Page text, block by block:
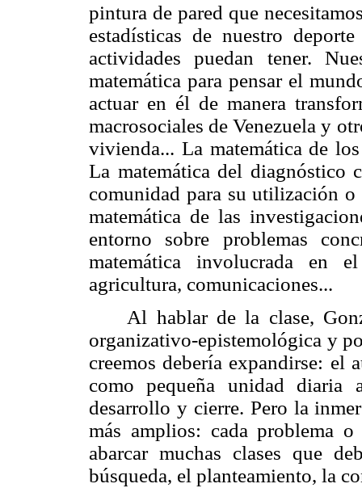
pintura de pared que
estadísticas de nuestro
actividades puedan tener.
matemática para pensar el
actuar en él de manera
macrosociales de Venezuela y
vivienda... La matemática de
La matemática del diagnóstico
comunidad para su utilización
matemática de las
entorno sobre problemas
matemática involucrada en
agricultura, comunicaciones...
Al hablar de la clase,
organizativo-epistemológica y
creemos debería expandirse: el
como pequeña unidad diaria
desarrollo y cierre. Pero la
más amplios: cada problema
abarcar muchas clases que
búsqueda, el planteamiento, la